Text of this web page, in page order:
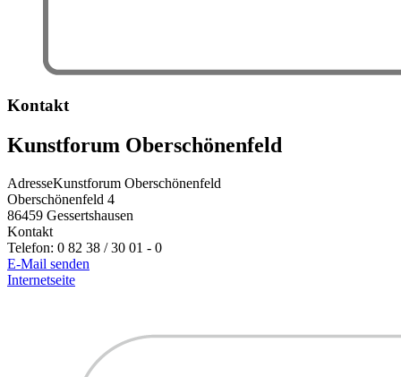
Kontakt
Kunstforum Oberschönenfeld
AdresseKunstforum Oberschönenfeld
Oberschönenfeld 4
86459 Gessertshausen
Kontakt
Telefon: 0 82 38 / 30 01 - 0
E-Mail senden
Internetseite